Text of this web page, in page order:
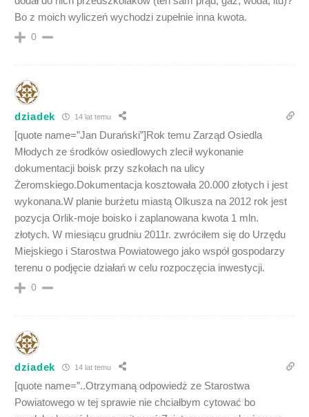
Bo z moich wyliczeń wychodzi zupełnie inna kwota.
0
dziadek 14 lat temu
[quote name=”Jan Durański”]Rok temu Zarząd Osiedla
Młodych ze środków osiedlowych zlecił wykonanie
dokumentacji boisk przy szkołach na ulicy
Żeromskiego.Dokumentacja kosztowała 20.000 złotych i jest
wykonana.W planie burżetu miastą Olkusza na 2012 rok jest
pozycja Orlik-moje boisko i zaplanowana kwota 1 mln.
złotych. W miesiącu grudniu 2011r. zwróciłem się do Urzędu
Miejskiego i Starostwa Powiatowego jako współ gospodarzy
terenu o podjęcie działań w celu rozpoczęcia inwestycji.
0
dziadek 14 lat temu
[quote name=”..Otrzymaną odpowiedż ze Starostwa
Powiatowego w tej sprawie nie chciałbym cytować bo